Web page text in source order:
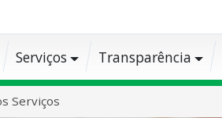
Serviços Transparência
Serviços